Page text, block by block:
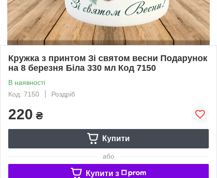
Кружка з принтом Зі святом весни Подарунок
на 8 березня Біла 330 мл Код 7150
В наявності
Код: 7150
Роздріб
220 ₴
Купити
або
Купити з